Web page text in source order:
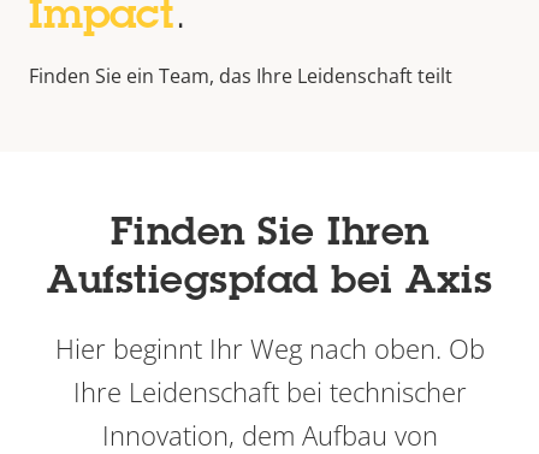
Studierende Schweden
Impact.
Finden Sie ein Team, das Ihre Leidenschaft teilt
Finden Sie Ihren
Aufstiegspfad bei Axis
Hier beginnt Ihr Weg nach oben. Ob
Ihre Leidenschaft bei technischer
Innovation, dem Aufbau von